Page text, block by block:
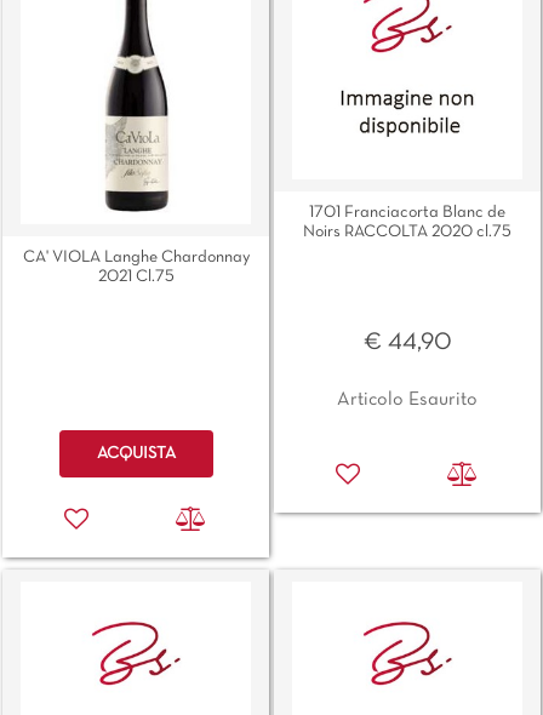
CA' VIOLA Langhe Chardonnay
2021 Cl.75
Quantità
ACQUISTA
1701 Franciacorta Blanc de
Noirs RACCOLTA 2020 cl.75
€ 44,90
Articolo Esaurito